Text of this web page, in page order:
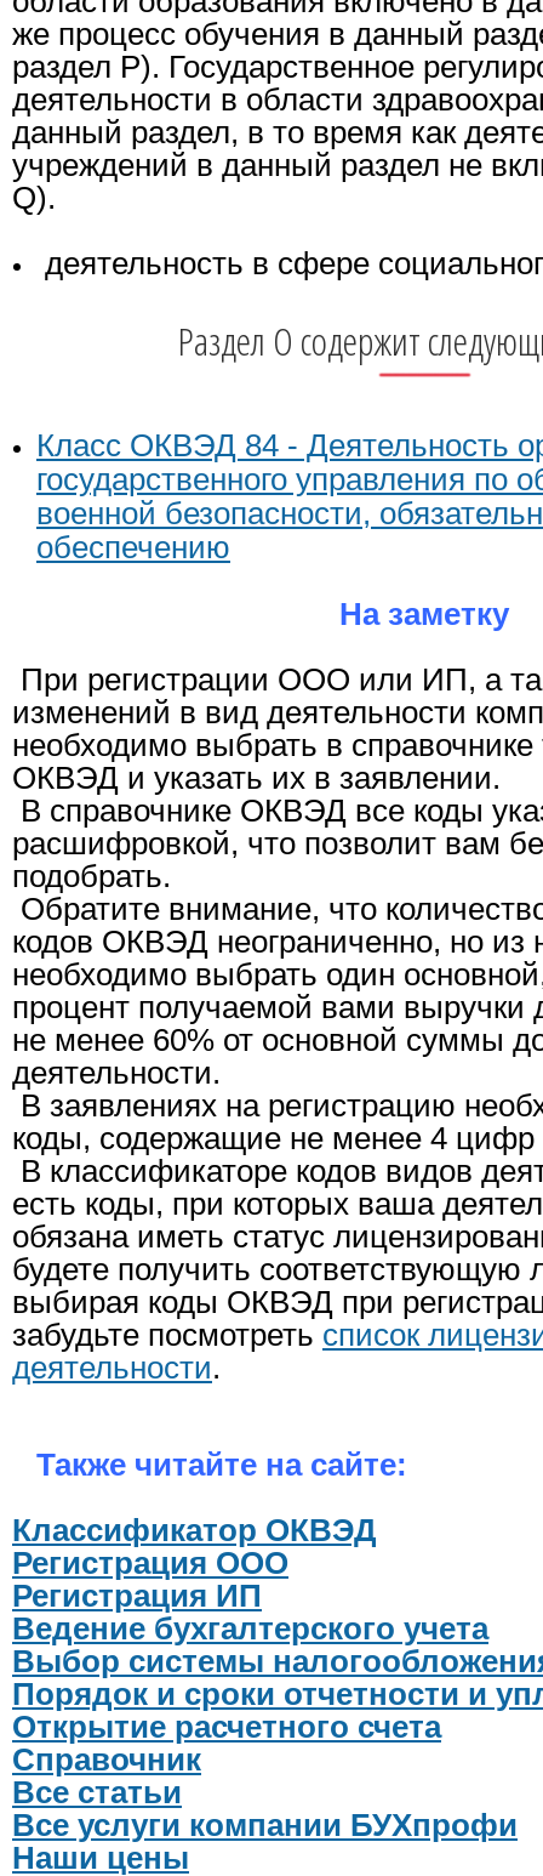
же процесс обучения в данный
раздел P). Государственное
деятельности в области
данный раздел, в то время как
учреждений в данный раздел не
Q).
деятельность в сфере
Раздел O содержит
Класс ОКВЭД 84 - Деятельность
государственного управления по
военной безопасности,
обеспечению
На заметку
При регистрации ООО или ИП, а
изменений в вид деятельности
необходимо выбрать в
ОКВЭД и указать их в заявлении.
В справочнике ОКВЭД все коды
расшифровкой, что позволит вам
подобрать.
Обратите внимание, что
кодов ОКВЭД неограниченно, но из
необходимо выбрать один
процент получаемой вами выручки
не менее 60% от основной суммы
деятельности.
В заявлениях на регистрацию
коды, содержащие не менее 4 цифр
В классификаторе кодов видов
есть коды, при которых ваша
обязана иметь статус
будете получить
выбирая коды ОКВЭД при
забудьте посмотреть список
деятельности.
Также читайте на сайте:
Классификатор ОКВЭД
Регистрация ООО
Регистрация ИП
Ведение бухгалтерского учета
Выбор системы
Порядок и сроки отчетности и
Открытие расчетного счета
Справочник
Все статьи
Все услуги компании БУХпрофи
Наши цены